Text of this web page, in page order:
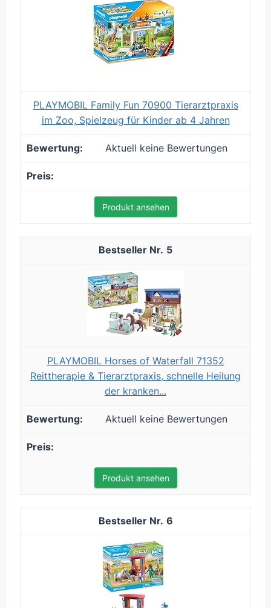
PLAYMOBIL Family Fun 70900 Tierarztpraxis
im Zoo, Spielzeug für Kinder ab 4 Jahren
Aktuell keine Bewertungen
Produkt ansehen
5
PLAYMOBIL Horses of Waterfall 71352
Reittherapie & Tierarztpraxis, schnelle Heilung
der kranken...
Aktuell keine Bewertungen
Produkt ansehen
6